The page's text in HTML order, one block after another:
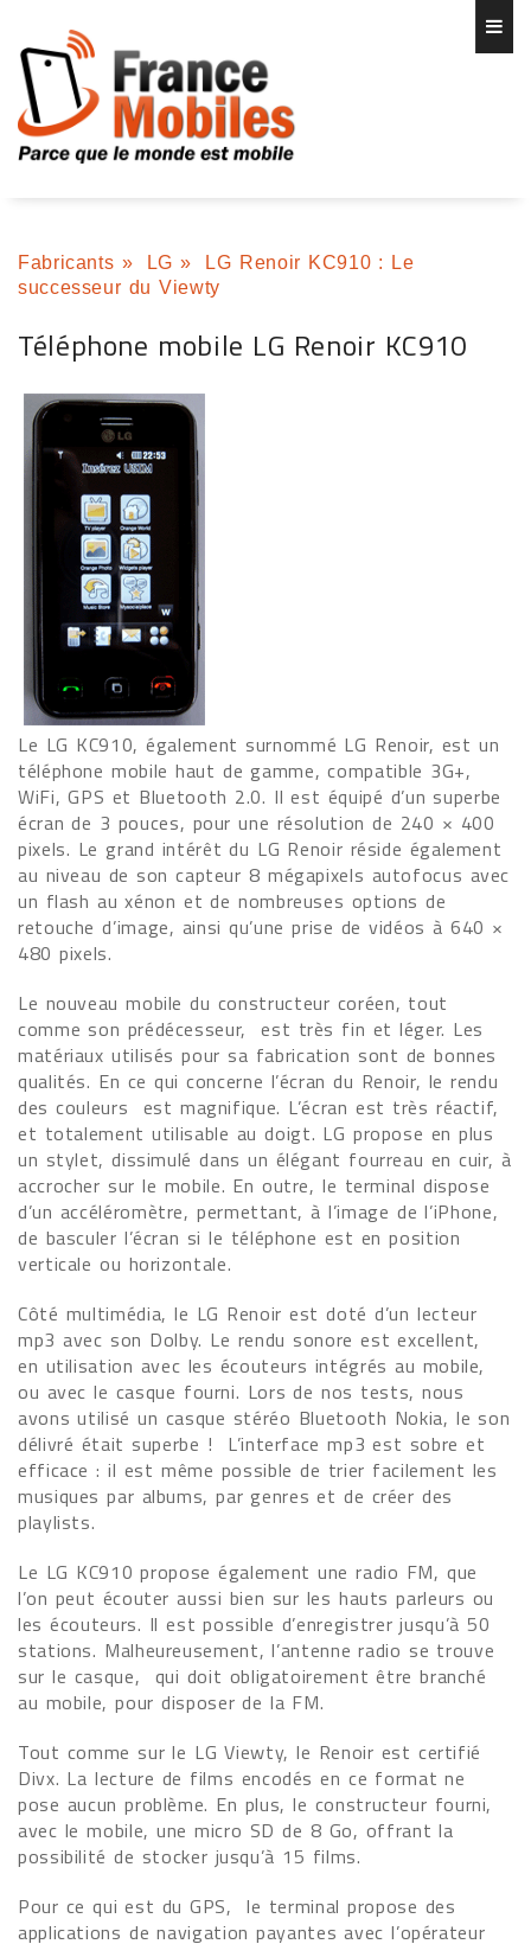
Fabricants » LG »
LG Renoir KC910 : Le
successeur du Viewty
Téléphone mobile LG Renoir KC910
Le LG KC910, également surnommé LG Renoir, est un
téléphone mobile haut de gamme, compatible 3G+,
WiFi, GPS et Bluetooth 2.0. Il est équipé d’un superbe
écran de 3 pouces, pour une résolution de 240 × 400
pixels. Le grand intérêt du LG Renoir réside également
au niveau de son capteur 8 mégapixels autofocus avec
un flash au xénon et de nombreuses options de
retouche d’image, ainsi qu’une prise de vidéos à 640 ×
480 pixels.
Le nouveau mobile du constructeur coréen, tout
comme son prédécesseur, est très fin et léger. Les
matériaux utilisés pour sa fabrication sont de bonnes
qualités. En ce qui concerne l’écran du Renoir, le rendu
des couleurs est magnifique. L’écran est très réactif,
et totalement utilisable au doigt. LG propose en plus
un stylet, dissimulé dans un élégant fourreau en cuir, à
accrocher sur le mobile. En outre, le terminal dispose
d’un accéléromètre, permettant, à l’image de l’iPhone,
de basculer l’écran si le téléphone est en position
verticale ou horizontale.
Côté multimédia, le LG Renoir est doté d’un lecteur
mp3 avec son Dolby. Le rendu sonore est excellent,
en utilisation avec les écouteurs intégrés au mobile,
ou avec le casque fourni. Lors de nos tests, nous
avons utilisé un casque stéréo Bluetooth Nokia, le son
délivré était superbe ! L’interface mp3 est sobre et
efficace : il est même possible de trier facilement les
musiques par albums, par genres et de créer des
playlists.
Le LG KC910 propose également une radio FM, que
l’on peut écouter aussi bien sur les hauts parleurs ou
les écouteurs. Il est possible d’enregistrer jusqu’à 50
stations. Malheureusement, l’antenne radio se trouve
sur le casque, qui doit obligatoirement être branché
au mobile, pour disposer de la FM.
Tout comme sur le LG Viewty, le Renoir est certifié
Divx. La lecture de films encodés en ce format ne
pose aucun problème. En plus, le constructeur fourni,
avec le mobile, une micro SD de 8 Go, offrant la
possibilité de stocker jusqu’à 15 films.
Pour ce qui est du GPS, le terminal propose des
applications de navigation payantes avec l’opérateur